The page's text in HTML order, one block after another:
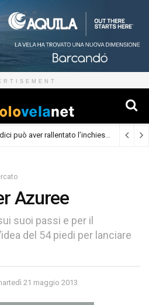
Bayesian, la carenza di giudici può aver rallentato l’inchiesta (Cronaca)
Azuree
suoi passi e per il
del 54 piedi per lanciare
21 maggio 2013